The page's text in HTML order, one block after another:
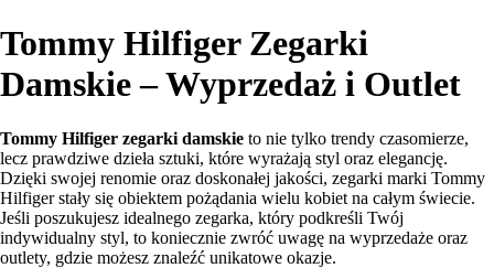
Tommy Hilfiger Zegarki
Damskie – Wyprzedaż i Outlet
Tommy Hilfiger zegarki damskie to nie tylko trendy czasomierze,
lecz prawdziwe dzieła sztuki, które wyrażają styl oraz elegancję.
Dzięki swojej renomie oraz doskonałej jakości, zegarki marki Tommy
Hilfiger stały się obiektem pożądania wielu kobiet na całym świecie.
Jeśli poszukujesz idealnego zegarka, który podkreśli Twój
indywidualny styl, to koniecznie zwróć uwagę na wyprzedaże oraz
outlety, gdzie możesz znaleźć unikatowe okazje.